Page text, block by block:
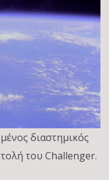
διαστημικός
του Challenger.